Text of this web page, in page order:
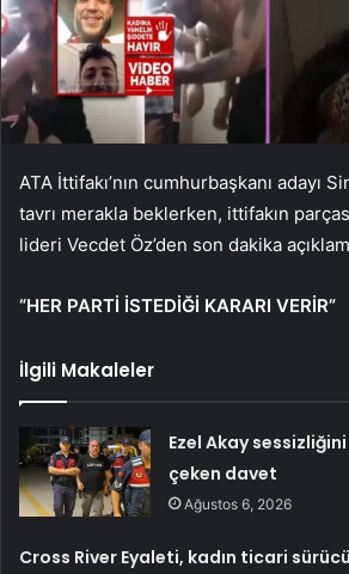
ATA İttifakı’nın cumhurbaşkanı adayı
tavrı merakla beklerken, ittifakın
lideri Vecdet Öz’den son dakika
“HER PARTİ İSTEDİĞİ KARARI VERİR”
İlgili Makaleler
Ezel Akay
çeken davet
Ağustos 6, 2026
Cross River Eyaleti, kadın ticari